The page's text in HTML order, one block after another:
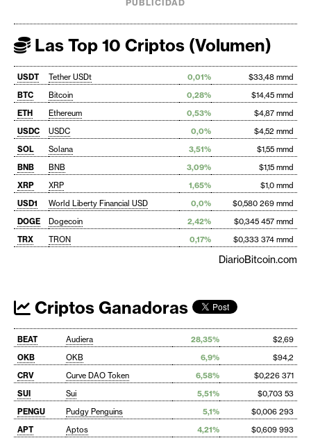
PUBLICIDAD
Las Top 10 Criptos (Volumen)
USDT Tether USDt 0,01%
$33,48 mmd
BTC
Bitcoin 0,28%
$14,45 mmd
ETH
Ethereum 0,53%
$4,87 mmd
USDC
USDC 0,0%
$4,52 mmd
SOL
Solana 3,51%
$1,55 mmd
BNB
BNB 3,09%
$1,15 mmd
XRP
XRP 1,65%
$1,0 mmd
USD1
World Liberty Financial USD 0,0%
$0,580 269 mmd
DOGE
Dogecoin 2,42%
$0,345 457 mmd
TRX
TRON 0,17% $0,333 374 mmd
DiarioBitcoin.com
Criptos Ganadoras
BEAT Audiera 28,35%
$2,69
OKB
OKB 6,9%
$94,2
CRV
Curve DAO Token 6,58%
$0,226 371
SUI
Sui 5,51%
$0,703 53
PENGU
Pudgy Penguins 5,1%
$0,006 293
APT
Aptos 4,21% $0,609 993